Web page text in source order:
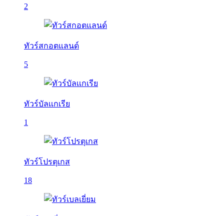
2
ทัวร์สกอตแลนด์
5
ทัวร์บัลเเกเรีย
1
ทัวร์โปรตุเกส
18